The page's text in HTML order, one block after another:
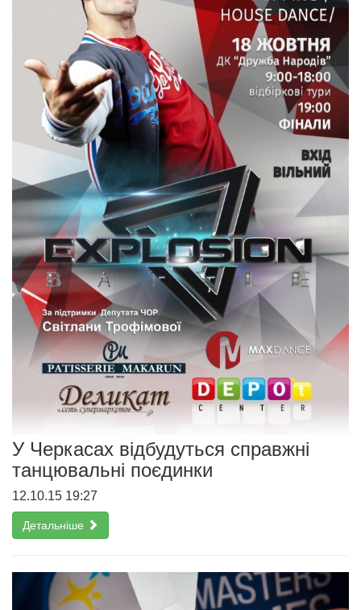
У Черкасах відбудуться справжні
танцювальні поєдинки
12.10.15 19:27
Детальніше